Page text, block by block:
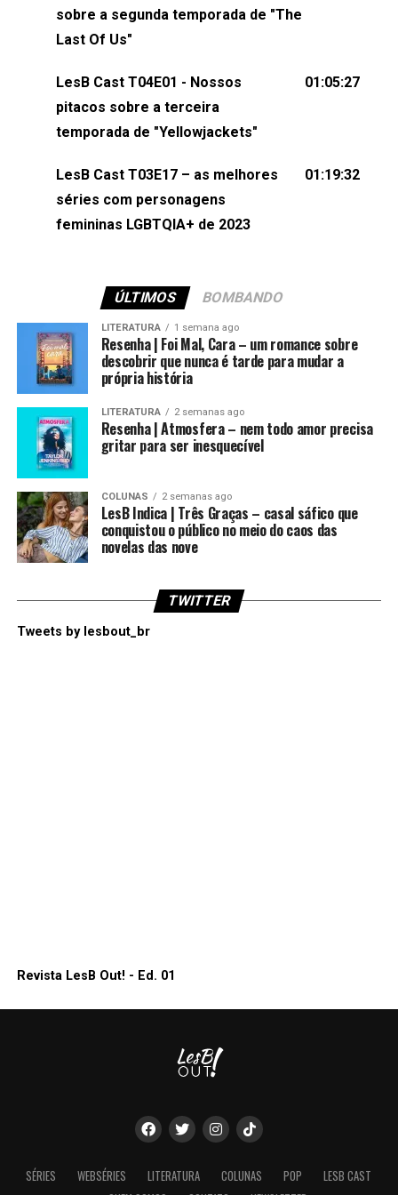
sociais:Twitter: ⁠⁠⁠⁠@lesbout_br⁠⁠⁠⁠ Instagram: ⁠⁠⁠⁠@lesbout_br⁠⁠⁠⁠
(⁠⁠⁠⁠⁠⁠@KarolenPassos⁠⁠⁠⁠⁠⁠)Participação de Bruna Fentanes
(⁠⁠⁠⁠@brunarfentanes⁠⁠⁠⁠) e Pollyelly FlorêncioEdição de
Naiady Machado
sobre a segunda temporada de "The
Last Of Us"
LesB Cast T04E01 - Nossos
pitacos sobre a terceira
temporada de "Yellowjackets"
01:05:27
LesB Cast T03E17 – as melhores
séries com personagens
femininas LGBTQIA+ de 2023
01:19:32
ÚLTIMOS BOMBANDO
LITERATURA 1 semana ago
Resenha | Foi Mal, Cara – um romance sobre
descobrir que nunca é tarde para mudar a
própria história
LITERATURA 2 semanas ago
Resenha | Atmosfera – nem todo amor precisa
gritar para ser inesquecível
COLUNAS 2 semanas ago
LesB Indica | Três Graças – casal sáfico que
conquistou o público no meio do caos das
novelas das nove
TWITTER
Tweets by lesbout_br
Revista LesB Out! - Ed. 01
SÉRIES WEBSÉRIES LITERATURA COLUNAS POP
LESB CAST